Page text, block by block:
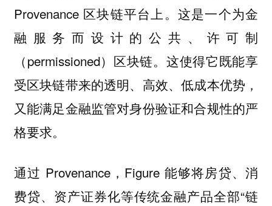
Provenance 区块链平台上。这是一个为金
融服务而设计的公共、许可制
（permissioned）区块链。这使得它既能享
受区块链带来的透明、高效、低成本优势，
又能满足金融监管对身份验证和合规性的严
格要求。
通过 Provenance，Figure 能够将房贷、消
费贷、资产证券化等传统金融产品全部“链